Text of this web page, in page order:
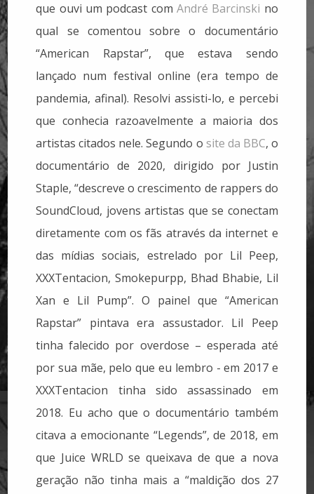
que ouvi um podcast comAndré Barcinski no
qual se comentou sobre o documentário
“American Rapstar”, que estava sendo
lançado num festival online (era tempo de
pandemia, afinal). Resolvi assisti-lo, e percebi
que conhecia razoavelmente a maioria dos
artistas citados nele. Segundo o site da BBC, o
documentário de 2020, dirigido por Justin
Staple, “descreve o crescimento de rappers do
SoundCloud, jovens artistas que se conectam
diretamente com os fãs através da internet e
das mídias sociais, estrelado por Lil Peep,
XXXTentacion, Smokepurpp, Bhad Bhabie, Lil
Xan e Lil Pump”. O painel que “American
Rapstar” pintava era assustador. Lil Peep
tinha falecido por overdose – esperada até
por sua mãe, pelo que eu lembro - em 2017 e
XXXTentacion tinha sido assassinado em
2018. Eu acho que o documentário também
citava a emocionante “Legends”, de 2018, em
que Juice WRLD se queixava de que a nova
geração não tinha mais a “maldição dos 27